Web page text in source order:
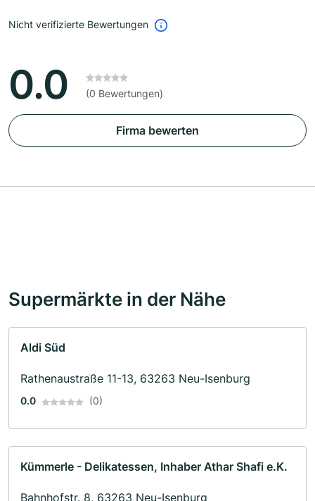
Nicht verifizierte Bewertungen
0.0 (0 Bewertungen)
Firma bewerten
Supermärkte in der Nähe
Aldi Süd
Rathenaustraße 11-13, 63263 Neu-Isenburg
0.0 (0)
Kümmerle - Delikatessen, Inhaber Athar Shafi e.K.
Bahnhofstr. 8, 63263 Neu-Isenburg